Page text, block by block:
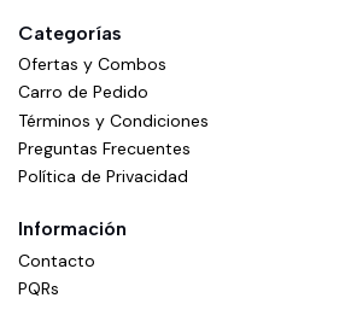
Categorías
Ofertas y Combos
Carro de Pedido
Términos y Condiciones
Preguntas Frecuentes
Política de Privacidad
Información
Contacto
PQRs